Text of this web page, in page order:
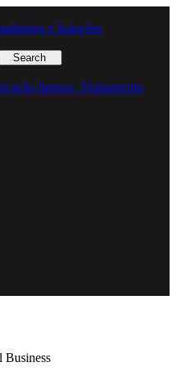
Business